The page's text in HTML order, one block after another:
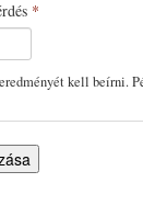
*
kell beírni.